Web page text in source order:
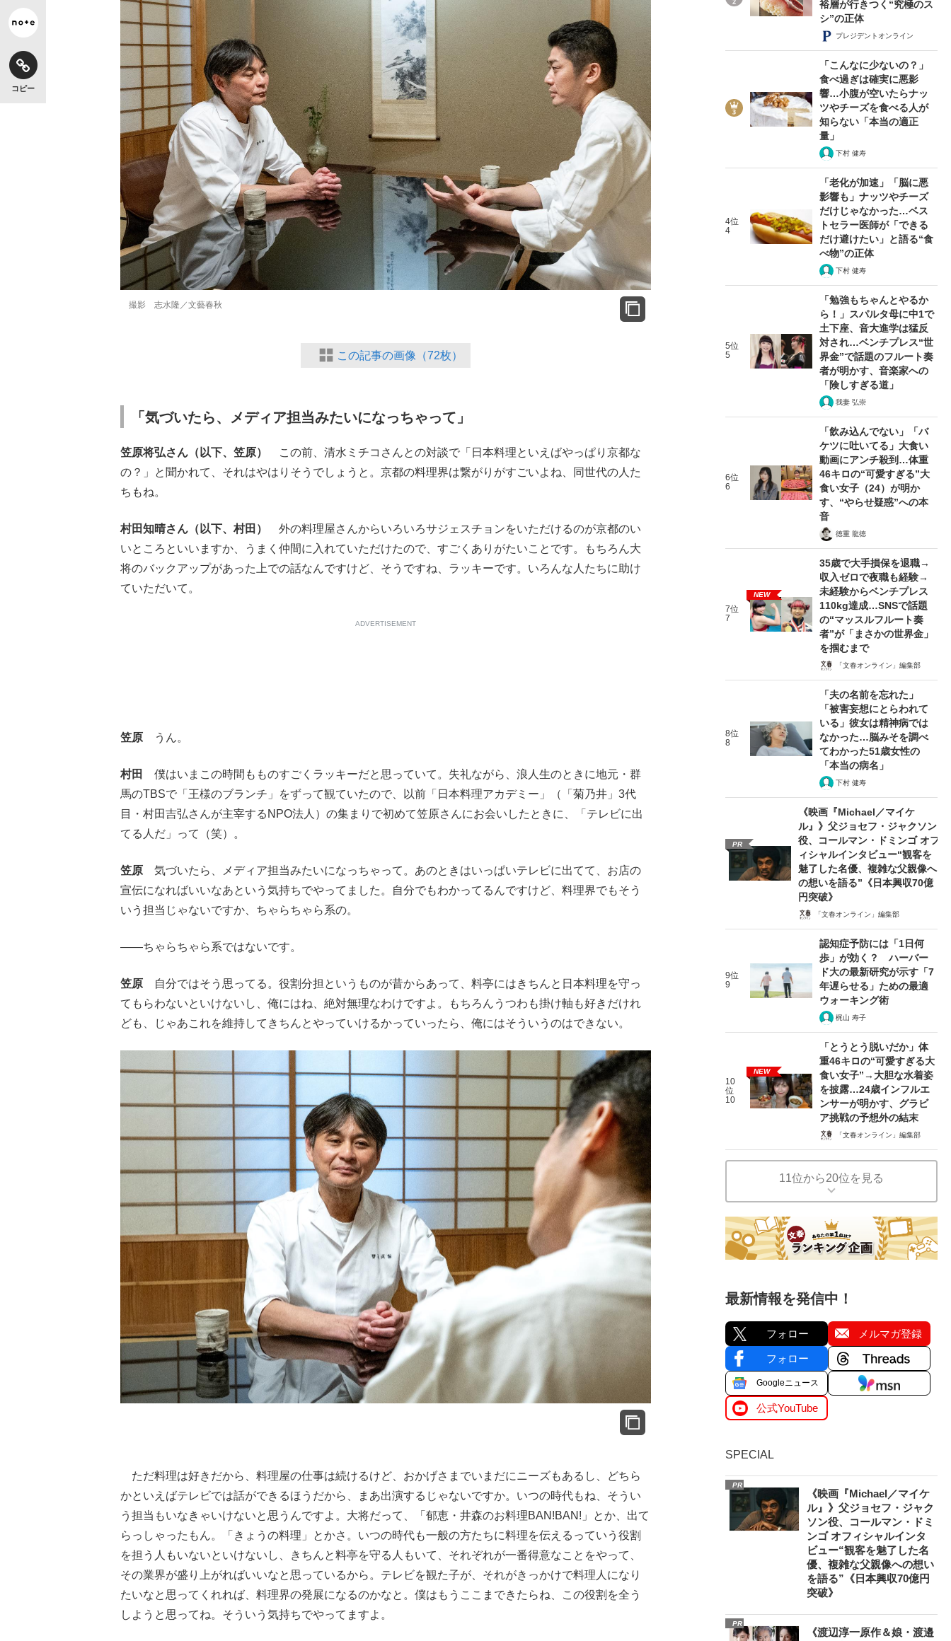
コピー
撮影 志水隆／文藝春秋
この記事の画像（72枚）
「気づいたら、メディア担当みたいになっちゃって」
笠原将弘さん（以下、笠原）
この前、清水ミチコさんとの対談で「日本料理といえばやっぱり京都な
の？」と聞かれて、それはやはりそうでしょうと。京都の料理界は繋がりがすごいよね、同世代の人た
ちもね。
村田知晴さん（以下、村田）
外の料理屋さんからいろいろサジェスチョンをいただけるのが京都のい
いところといいますか、うまく仲間に入れていただけたので、すごくありがたいことです。もちろん大
将のバックアップがあった上での話なんですけど、そうですね、ラッキーです。いろんな人たちに助け
ていただいて。
ADVERTISEMENT
笠原 うん。
村田
僕はいまこの時間もものすごくラッキーだと思っていて。失礼ながら、浪人生のときに地元・群
馬のTBSで「王様のブランチ」をずって観ていたので、以前「日本料理アカデミー」（「菊乃井」3代
目・村田吉弘さんが主宰するNPO法人）の集まりで初めて笠原さんにお会いしたときに、「テレビに出
てる人だ」って（笑）。
笠原 気づいたら、メディア担当みたいになっちゃって。あのときはいっぱいテレビに出てて、お店の
宣伝になればいいなあという気持ちでやってました。自分でもわかってるんですけど、料理界でもそう
いう担当じゃないですか、ちゃらちゃら系の。
――ちゃらちゃら系ではないです。
笠原 自分ではそう思ってる。役割分担というものが昔からあって、料亭にはきちんと日本料理を守っ
てもらわないといけないし、俺にはね、絶対無理なわけですよ。もちろんうつわも掛け軸も好きだけれ
ども、じゃあこれを維持してきちんとやっていけるかっていったら、俺にはそういうのはできない。
ただ料理は好きだから、料理屋の仕事は続けるけど、おかげさまでいまだにニーズもあるし、どちら
かといえばテレビでは話ができるほうだから、まあ出演するじゃないですか。いつの時代もね、そうい
う担当もいなきゃいけないと思うんですよ。大将だって、「郁恵・井森のお料理BAN!BAN!」とか、出て
らっしゃったもん。「きょうの料理」とかさ。いつの時代も一般の方たちに料理を伝えるっていう役割
を担う人もいないといけないし、きちんと料亭を守る人もいて、それぞれが一番得意なことをやって、
その業界が盛り上がればいいなと思っているから。テレビを観た子が、それがきっかけで料理人になり
たいなと思ってくれれば、料理界の発展になるのかなと。僕はもうここまできたらね、この役割を全う
しようと思ってね。そういう気持ちでやってますよ。
裕層が行きつく“究極のス
シ”の正体
プレジデントオンライン
「こんなに少ないの？」
食べ過ぎは確実に悪影
響…小腹が空いたらナッ
ツやチーズを食べる人が
知らない「本当の適正
量」
下村 健寿
4位
4
「老化が加速」「脳に悪
影響も」ナッツやチーズ
だけじゃなかった…ベス
トセラー医師が「できる
だけ避けたい」と語る“食
べ物”の正体
下村 健寿
5位
5
「勉強もちゃんとやるか
ら！」スパルタ母に中1で
土下座、音大進学は猛反
対され…ベンチプレス“世
界金”で話題のフルート奏
者が明かす、音楽家への
「険しすぎる道」
我妻 弘崇
6位
6
「飲み込んでない」「バ
ケツに吐いてる」大食い
動画にアンチ殺到…体重
46キロの“可愛すぎる”大
食い女子（24）が明か
す、“やらせ疑惑”への本
音
徳重 龍徳
7位
7
NEW
35歳で大手損保を退職→
収入ゼロで夜職も経験→
未経験からベンチプレス
110kg達成…SNSで話題
の“マッスルフルート奏
者”が「まさかの世界金」
を掴むまで
「文春オンライン」編集部
8位
8
「夫の名前を忘れた」
「被害妄想にとらわれて
いる」彼女は精神病では
なかった…脳みそを調べ
てわかった51歳女性の
「本当の病名」
下村 健寿
PR
《映画『Michael／マイケ
ル』》父ジョセフ・ジャクソン
役、コールマン・ドミンゴ オフ
ィシャルインタビュー“観客を
魅了した名優、複雑な父親像へ
の想いを語る”《日本興収70億
円突破》
「文春オンライン」編集部
9位
9
認知症予防には「1日何
歩」が効く？ ハーバー
ド大の最新研究が示す「7
年遅らせる」ための最適
ウォーキング術
梶山 寿子
10
位
10
NEW
「とうとう脱いだか」体
重46キロの“可愛すぎる大
食い女子”→大胆な水着姿
を披露…24歳インフルエ
ンサーが明かす、グラビ
ア挑戦の予想外の結末
「文春オンライン」編集部
11位から20位を見る
最新情報を発信中！
フォロー メルマガ登録
フォロー
Googleニュース
公式YouTube
SPECIAL
PR
《映画『Michael／マイケ
ル』》父ジョセフ・ジャク
ソン役、コールマン・ドミ
ンゴ オフィシャルインタ
ビュー“観客を魅了した名
優、複雑な父親像への想い
を語る”《日本興収70億円
突破》
PR
《渡辺淳一原作＆娘・渡邉